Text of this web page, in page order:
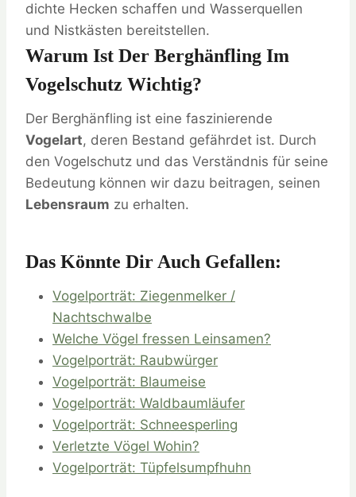
dichte Hecken schaffen und Wasserquellen
und Nistkästen bereitstellen.
Warum Ist Der Berghänfling Im
Vogelschutz Wichtig?
Der Berghänfling ist eine faszinierende
Vogelart, deren Bestand gefährdet ist. Durch
den Vogelschutz und das Verständnis für seine
Bedeutung können wir dazu beitragen, seinen
Lebensraum zu erhalten.
Das Könnte Dir Auch Gefallen:
Vogelporträt: Ziegenmelker /
Nachtschwalbe
Welche Vögel fressen Leinsamen?
Vogelporträt: Raubwürger
Vogelporträt: Blaumeise
Vogelporträt: Waldbaumläufer
Vogelporträt: Schneesperling
Verletzte Vögel Wohin?
Vogelporträt: Tüpfelsumpfhuhn